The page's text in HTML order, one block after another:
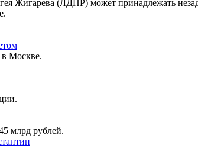
Жигарева (ЛДПР) может принадлежать
в Москве.
млрд рублей.